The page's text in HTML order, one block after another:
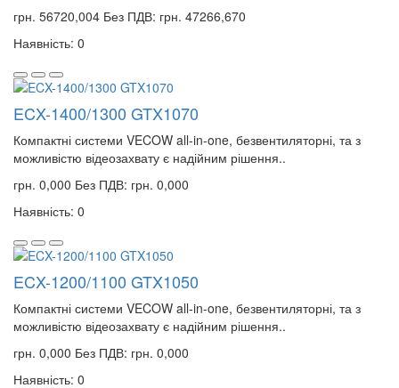
грн. 56720,004 Без ПДВ: грн. 47266,670
Наявність: 0
ECX-1400/1300 GTX1070
Компактні системи VECOW all-in-one, безвентиляторні, та з
можливістю відеозахвату є надійним рішення..
грн. 0,000 Без ПДВ: грн. 0,000
Наявність: 0
ECX-1200/1100 GTX1050
Компактні системи VECOW all-in-one, безвентиляторні, та з
можливістю відеозахвату є надійним рішення..
грн. 0,000 Без ПДВ: грн. 0,000
Наявність: 0